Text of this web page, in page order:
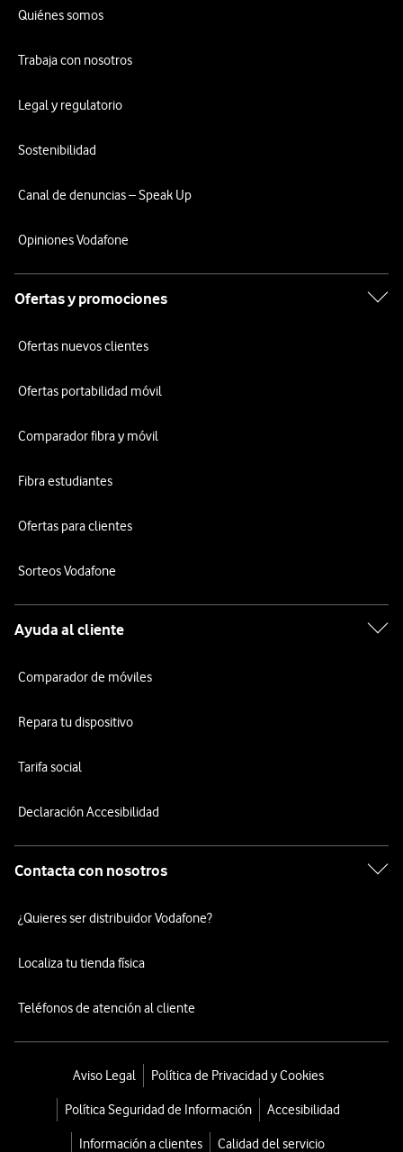
Quiénes somos
Trabaja con nosotros
Legal y regulatorio
Sostenibilidad
Canal de denuncias – Speak Up
Opiniones Vodafone
Ofertas y promociones
Ofertas nuevos clientes
Ofertas portabilidad móvil
Comparador fibra y móvil
Fibra estudiantes
Ofertas para clientes
Sorteos Vodafone
Ayuda al cliente
Comparador de móviles
Repara tu dispositivo
Tarifa social
Declaración Accesibilidad
Contacta con nosotros
¿Quieres ser distribuidor Vodafone?
Localiza tu tienda física
Teléfonos de atención al cliente
Aviso Legal Política de Privacidad y Cookies
Política Seguridad de Información Accesibilidad
Información a clientes Calidad del servicio